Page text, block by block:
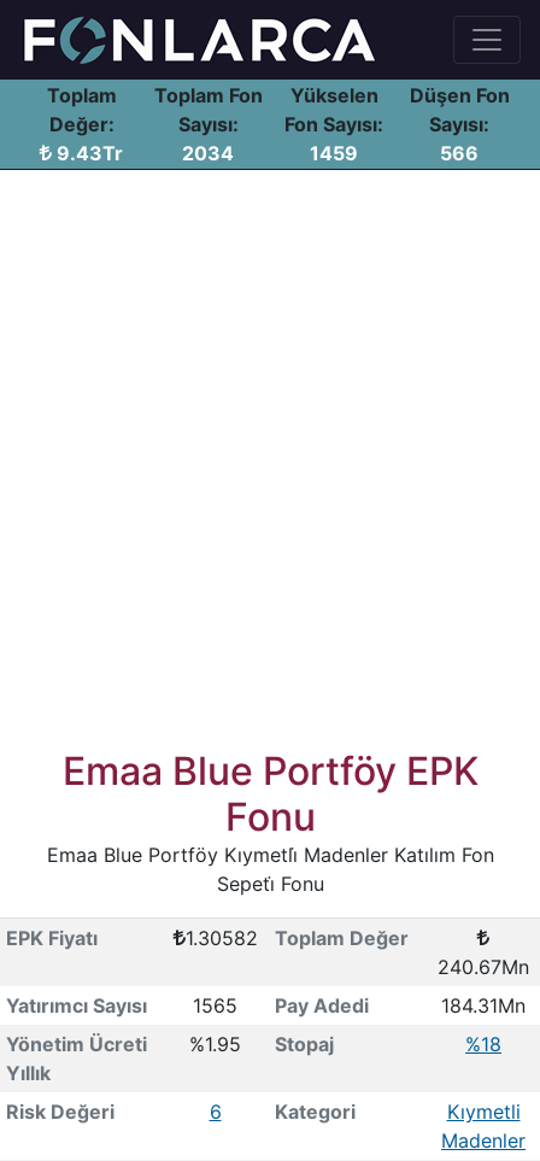
Toplam
Değer:
9.43Tr
Toplam Fon
Sayısı:
2034
Yükselen
Fon Sayısı:
1459
Düşen Fon
Sayısı:
566
Emaa Blue Portföy EPK
Fonu
Emaa Blue Portföy Kıymetli̇ Madenler Katılım Fon
Sepeti̇ Fonu
EPK Fiyatı 1.30582
Toplam Değer
240.67Mn
Yatırımcı Sayısı
1565 Pay Adedi
184.31Mn
Yönetim Ücreti
Yıllık
%1.95 Stopaj %18
Risk Değeri 6 Kategori
Kıymetli
Madenler